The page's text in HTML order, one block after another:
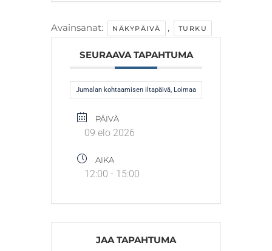
Avainsanat: NÄKYPÄIVÄ , TURKU
SEURAAVA TAPAHTUMA
Jumalan kohtaamisen iltapäivä, Loimaa
PÄIVÄ
09 elo 2026
AIKA
12:00 - 15:00
JAA TAPAHTUMA